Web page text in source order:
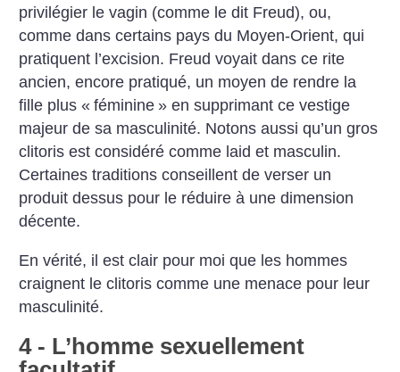
privilégier le vagin (comme le dit Freud), ou,
comme dans certains pays du Moyen-Orient, qui
pratiquent l’excision. Freud voyait dans ce rite
ancien, encore pratiqué, un moyen de rendre la
fille plus « féminine » en supprimant ce vestige
majeur de sa masculinité. Notons aussi qu’un gros
clitoris est considéré comme laid et masculin.
Certaines traditions conseillent de verser un
produit dessus pour le réduire à une dimension
décente.
En vérité, il est clair pour moi que les hommes
craignent le clitoris comme une menace pour leur
masculinité.
4 - L’homme sexuellement